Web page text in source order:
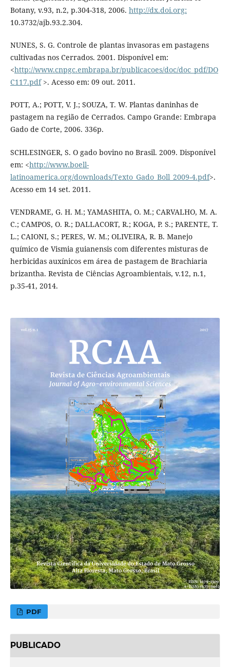
Botany, v.93, n.2, p.304-318, 2006. http://dx.doi.org:
10.3732/ajb.93.2.304.
NUNES, S. G. Controle de plantas invasoras em pastagens
cultivadas nos Cerrados. 2001. Disponível em:
<http://www.cnpgc.embrapa.br/publicacoes/doc/doc_pdf/DO
C117.pdf>. Acesso em: 09 out. 2011.
POTT, A.; POTT, V. J.; SOUZA, T. W. Plantas daninhas de
pastagem na região de Cerrados. Campo Grande: Embrapa
Gado de Corte, 2006. 336p.
SCHLESINGER, S. O gado bovino no Brasil. 2009. Disponível
em: <http://www.boell-
latinoamerica.org/downloads/Texto_Gado_Boll_2009-4.pdf>.
Acesso em 14 set. 2011.
VENDRAME, G. H. M.; YAMASHITA, O. M.; CARVALHO, M. A.
C.; CAMPOS, O. R.; DALLACORT, R.; KOGA, P. S.; PARENTE, T.
L.; CAIONI, S.; PERES, W. M.; OLIVEIRA, R. B. Manejo
químico de Vismia guianensis com diferentes misturas de
herbicidas auxínicos em área de pastagem de Brachiaria
brizantha. Revista de Ciências Agroambientais, v.12, n.1,
p.35-41, 2014.
PDF
PUBLICADO